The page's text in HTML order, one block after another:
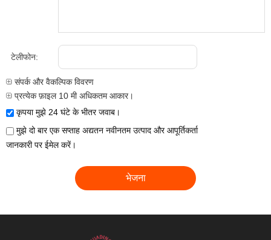
टेलीफोन:
संपर्क और वैकल्पिक विवरण
प्रत्येक फ़ाइल 10 मी अधिकतम आकार।
कृपया मुझे 24 घंटे के भीतर जवाब।
मुझे दो बार एक सप्ताह अद्यतन नवीनतम उत्पाद और आपूर्तिकर्ता
जानकारी पर ईमेल करें।